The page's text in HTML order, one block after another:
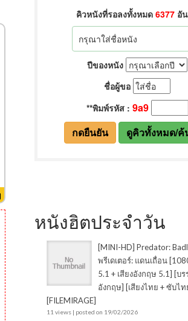
หนังฮิตประจำวัน
[MINI-HD] Predator:
พรีเดเตอร์: แดนเถื่อน
5.1 + เสียงอังกฤษ 5.1] [บ
อังกฤษ] [เสียงไทย + ซับไท
[FILEMIRAGE]
11 views| posted on 19/02/2026